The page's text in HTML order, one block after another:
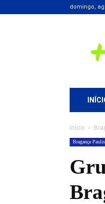
domingo,
+
Início
Bragança